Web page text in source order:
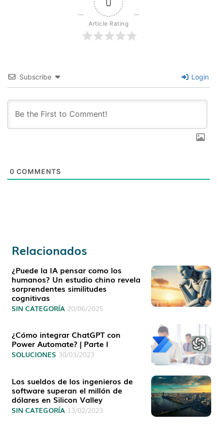
Article Rating
Subscribe Login
0 COMMENTS
Relacionados
¿Puede la IA pensar como los
humanos? Un estudio chino revela
sorprendentes similitudes
cognitivas
SIN CATEGORÍA 20/06/2025
¿Cómo integrar ChatGPT con
Power Automate? | Parte I
SOLUCIONES 30/03/2023
Los sueldos de los ingenieros de
software superan el millón de
dólares en Silicon Valley
SIN CATEGORÍA 13/02/2023